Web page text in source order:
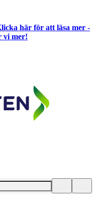
här för att läsa mer -
vi mer!